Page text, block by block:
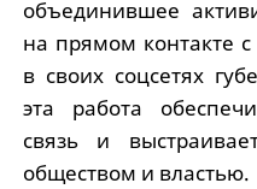
объединившее
на прямом контакте
в своих соцсетях
эта работа
связь и
обществом и властью.